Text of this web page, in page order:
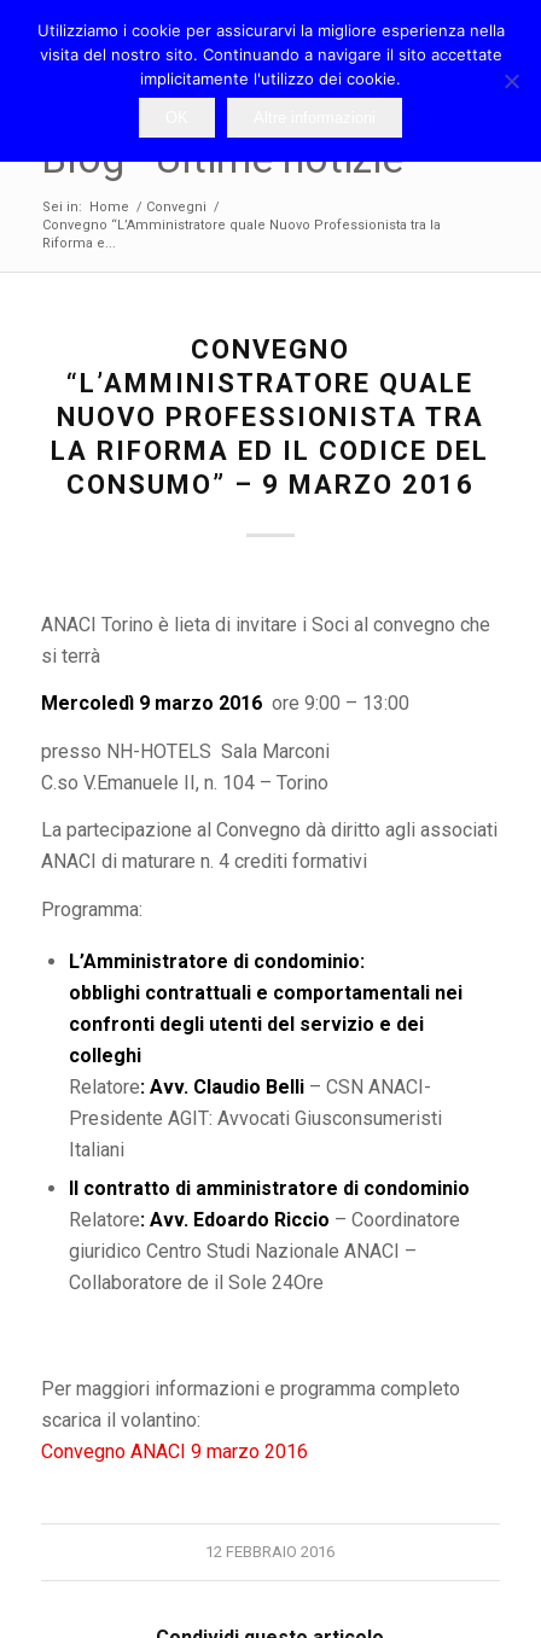
Blog - Ultime notizie
Sei in: Home / Convegni /
Convegno “L’Amministratore quale Nuovo Professionista tra la
Riforma e...
CONVEGNO
“L’AMMINISTRATORE QUALE
NUOVO PROFESSIONISTA TRA
LA RIFORMA ED IL CODICE DEL
CONSUMO” – 9 MARZO 2016
ANACI Torino è lieta di invitare i Soci al convegno che
si terrà
Mercoledì 9 marzo 2016 ore 9:00 – 13:00
presso NH-HOTELS Sala Marconi
C.so V.Emanuele II, n. 104 – Torino
La partecipazione al Convegno dà diritto agli associati
ANACI di maturare n. 4 crediti formativi
Programma:
L’Amministratore di condominio:
obblighi contrattuali e comportamentali nei
confronti degli utenti del servizio e dei
colleghi
Relatore: Avv. Claudio Belli– CSN ANACI-
Presidente AGIT: Avvocati Giusconsumeristi
Italiani
Il contratto di amministratore di condominio
Relatore: Avv. Edoardo Riccio – Coordinatore
giuridico Centro Studi Nazionale ANACI –
Collaboratore de il Sole 24Ore
Per maggiori informazioni e programma completo
scarica il volantino:
Convegno ANACI 9 marzo 2016
12 FEBBRAIO 2016
Utilizziamo i cookie per assicurarvi la migliore esperienza nella
visita del nostro sito. Continuando a navigare il sito accettate
implicitamente l'utilizzo dei cookie.